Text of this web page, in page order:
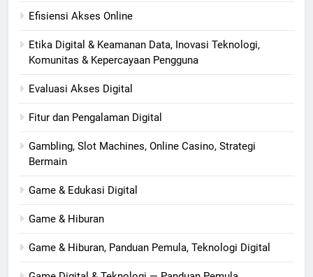
Efisiensi Akses Online
Etika Digital & Keamanan Data, Inovasi Teknologi,
Komunitas & Kepercayaan Pengguna
Evaluasi Akses Digital
Fitur dan Pengalaman Digital
Gambling, Slot Machines, Online Casino, Strategi
Bermain
Game & Edukasi Digital
Game & Hiburan
Game & Hiburan, Panduan Pemula, Teknologi Digital